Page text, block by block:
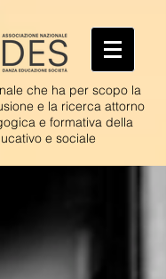
che ha per scopo la
e la ricerca attorno
e formativa della
e sociale